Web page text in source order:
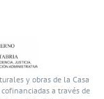
y obras de la Casa
a través de